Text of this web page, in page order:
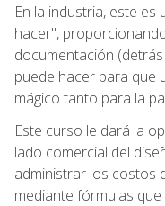
En la industria, este
hacer",
documentación
puede hacer para que
mágico tanto para la
Este curso le dará la
lado comercial del
administrar los costos
mediante fórmulas